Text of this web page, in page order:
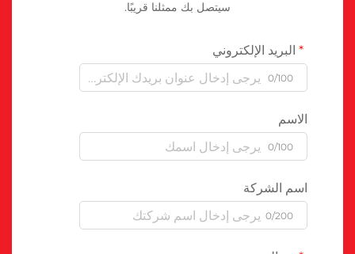
سيتصل بك ممثلنا قريبًا.
البريد الإلكتروني
0/100
الاسم
0/100
اسم الشركة
0/200